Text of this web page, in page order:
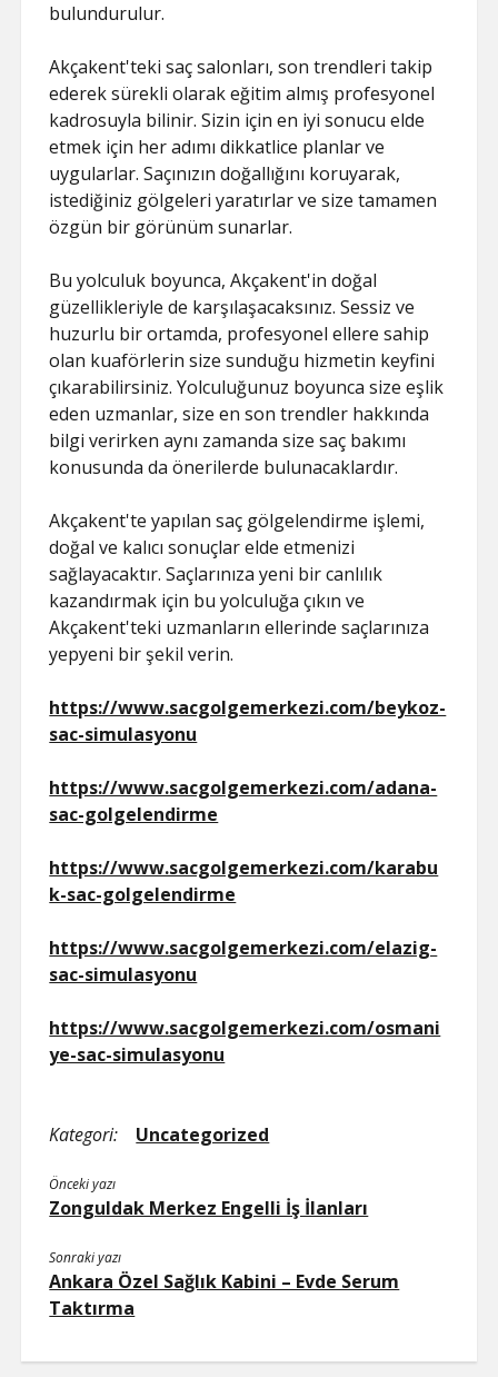
bulundurulur.
Akçakent'teki saç salonları, son trendleri takip
ederek sürekli olarak eğitim almış profesyonel
kadrosuyla bilinir. Sizin için en iyi sonucu elde
etmek için her adımı dikkatlice planlar ve
uygularlar. Saçınızın doğallığını koruyarak,
istediğiniz gölgeleri yaratırlar ve size tamamen
özgün bir görünüm sunarlar.
Bu yolculuk boyunca, Akçakent'in doğal
güzellikleriyle de karşılaşacaksınız. Sessiz ve
huzurlu bir ortamda, profesyonel ellere sahip
olan kuaförlerin size sunduğu hizmetin keyfini
çıkarabilirsiniz. Yolculuğunuz boyunca size eşlik
eden uzmanlar, size en son trendler hakkında
bilgi verirken aynı zamanda size saç bakımı
konusunda da önerilerde bulunacaklardır.
Akçakent'te yapılan saç gölgelendirme işlemi,
doğal ve kalıcı sonuçlar elde etmenizi
sağlayacaktır. Saçlarınıza yeni bir canlılık
kazandırmak için bu yolculuğa çıkın ve
Akçakent'teki uzmanların ellerinde saçlarınıza
yepyeni bir şekil verin.
https://www.sacgolgemerkezi.com/beykoz-
sac-simulasyonu
https://www.sacgolgemerkezi.com/adana-
sac-golgelendirme
https://www.sacgolgemerkezi.com/karabu
k-sac-golgelendirme
https://www.sacgolgemerkezi.com/elazig-
sac-simulasyonu
https://www.sacgolgemerkezi.com/osmani
ye-sac-simulasyonu
Kategori: Uncategorized
Önceki yazı
Zonguldak Merkez Engelli İş İlanları
Sonraki yazı
Ankara Özel Sağlık Kabini – Evde Serum
Taktırma